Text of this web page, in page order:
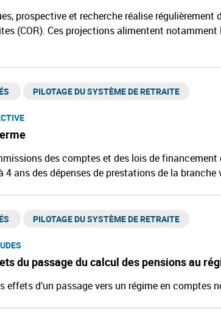
prospective et recherche réalise
(COR). Ces projections alimentent
PILOTAGE DU SYSTÈME DE RETRAITE
des comptes et des lois de
4 ans des dépenses de prestations de la branche
du passage du calcul des pensions au
PILOTAGE DU SYSTÈME DE RETRAITE
effets d’un passage vers un régime en comptes